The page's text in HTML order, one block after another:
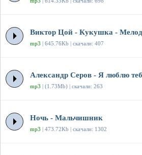
Виктор Цой - Кукушка -
mp3 | 645.76Kb | скачали: 407
Александр Серов - Я люблю
mp3 | (1.73Mb) | скачали: 263
Ночь - Мальчишник
mp3 | 473.72Kb | скачали: 1302